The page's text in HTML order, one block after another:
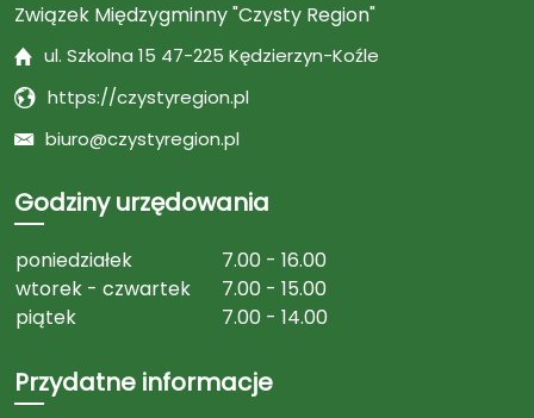
Związek Międzygminny "Czysty Region"
ul. Szkolna 15 47-225 Kędzierzyn-Koźle
https://czystyregion.pl
biuro@czystyregion.pl
Godziny urzędowania
poniedziałek
7.00 - 16.00
wtorek - czwartek
7.00 - 15.00
piątek
7.00 - 14.00
Przydatne informacje